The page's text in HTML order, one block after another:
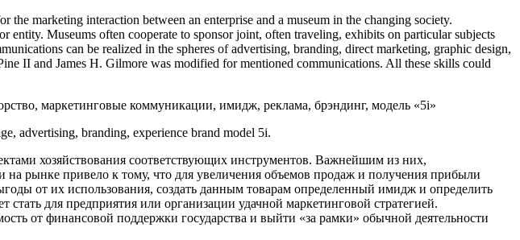
marketing interaction between an enterprise and a museum in the changing society.
Museums often cooperate to sponsor joint, often traveling, exhibits on particular subjects
can be realized in the spheres of advertising, branding, direct marketing, graphic design,
II and James H. Gilmore was modified for mentioned communications. All these skills could
маркетинговые коммуникации, имидж, реклама, брэндинг, модель «5i»
advertising, branding, experience brand model 5i.
хозяйствования соответствующих инструментов. Важнейшим из них,
рынке привело к тому, что для увеличения объемов продаж и получения прибыли
от их использования, создать данным товарам определенный имидж и определить
для предприятия или организации удачной маркетинговой стратегией.
от финансовой поддержки государства и выйти «за рамки» обычной деятельности